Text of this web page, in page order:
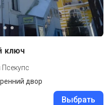
ключ
Псекупс
двор
Выбрать